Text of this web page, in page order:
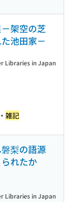
架空の芝
池田家－
Libraries in Japan
雑記
梨の語源
れたか
Libraries in Japan